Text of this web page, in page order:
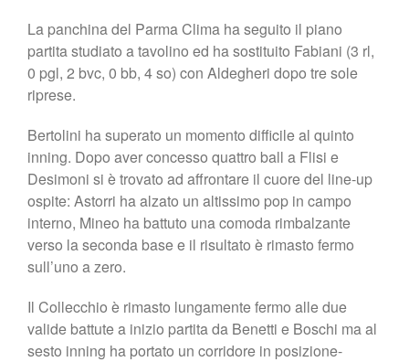
La panchina del Parma Clima ha seguito il piano
partita studiato a tavolino ed ha sostituito Fabiani (3 rl,
0 pgl, 2 bvc, 0 bb, 4 so) con Aldegheri dopo tre sole
riprese.
Bertolini ha superato un momento difficile al quinto
inning. Dopo aver concesso quattro ball a Flisi e
Desimoni si è trovato ad affrontare il cuore del line-up
ospite: Astorri ha alzato un altissimo pop in campo
interno, Mineo ha battuto una comoda rimbalzante
verso la seconda base e il risultato è rimasto fermo
sull’uno a zero.
Il Collecchio è rimasto lungamente fermo alle due
valide battute a inizio partita da Benetti e Boschi ma al
sesto inning ha portato un corridore in posizione-